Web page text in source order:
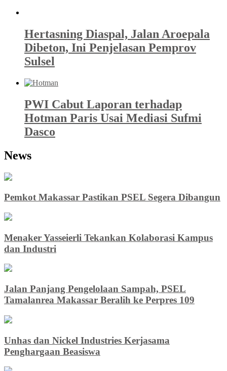
Hertasning Diaspal, Jalan Aroepala
Dibeton, Ini Penjelasan Pemprov
Sulsel
PWI Cabut Laporan terhadap
Hotman Paris Usai Mediasi Sufmi
Dasco
News
Pemkot Makassar Pastikan PSEL Segera Dibangun
Menaker Yasseierli Tekankan Kolaborasi Kampus
dan Industri
Jalan Panjang Pengelolaan Sampah, PSEL
Tamalanrea Makassar Beralih ke Perpres 109
Unhas dan Nickel Industries Kerjasama
Penghargaan Beasiswa